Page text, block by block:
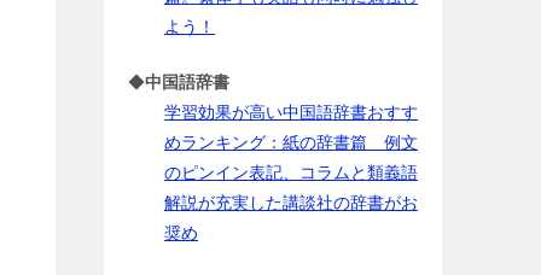
よう！
◆中国語辞書
学習効果が高い中国語辞書おすす
めランキング：紙の辞書篇 例文
のピンイン表記、コラムと類義語
解説が充実した講談社の辞書がお
奨め